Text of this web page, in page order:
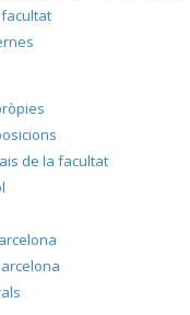
de la facultat